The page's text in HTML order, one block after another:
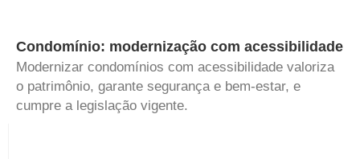
Condomínio: modernização com acessibilidade
Modernizar condomínios com acessibilidade valoriza
o patrimônio, garante segurança e bem-estar, e
cumpre a legislação vigente.